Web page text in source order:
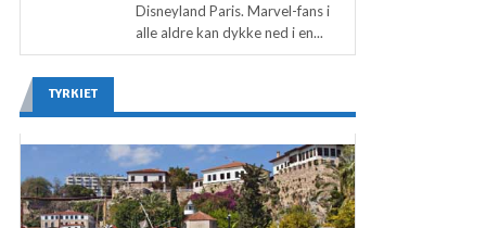
Disneyland Paris. Marvel-fans i
alle aldre kan dykke ned i en...
TYRKIET